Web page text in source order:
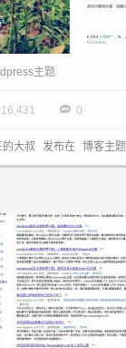
主题
16,431  0
的大叔 发布在 博客主题